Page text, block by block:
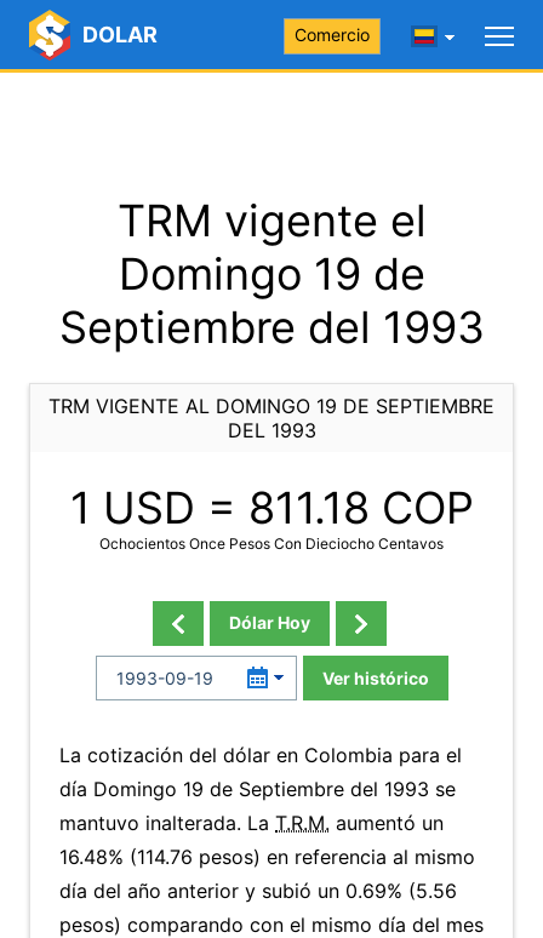
DOLAR Comercio
TRM vigente el
Domingo 19 de
Septiembre del 1993
TRM VIGENTE AL DOMINGO 19 DE SEPTIEMBRE
DEL 1993
1 USD = 811.18 COP
Ochocientos Once Pesos Con Dieciocho Centavos
Dólar Hoy
Ver histórico
La cotización del dólar en Colombia para el
día Domingo 19 de Septiembre del 1993 se
mantuvo inalterada. La T.R.M. aumentó un
16.48% (114.76 pesos) en referencia al mismo
día del año anterior y subió un 0.69% (5.56
pesos) comparando con el mismo día del mes